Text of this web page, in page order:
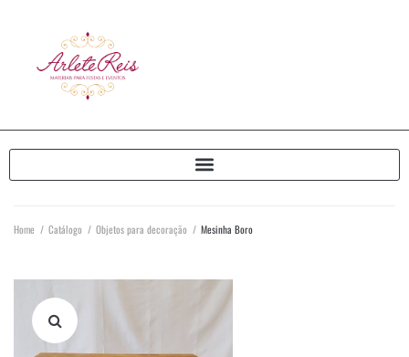
Home / Catálogo / Objetos para decoração / Mesinha Boro